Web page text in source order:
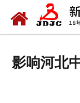
影响河北